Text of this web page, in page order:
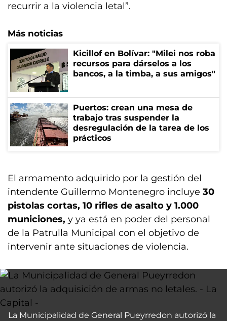
recurrir a la violencia letal”.
Más noticias
Kicillof en Bolívar: "Milei nos roba
recursos para dárselos a los
bancos, a la timba, a sus amigos"
Puertos: crean una mesa de
trabajo tras suspender la
desregulación de la tarea de los
prácticos
El armamento adquirido por la gestión del
intendente Guillermo Montenegro incluye 30
pistolas cortas, 10 rifles de asalto y 1.000
municiones, y ya está en poder del personal
de la Patrulla Municipal con el objetivo de
intervenir ante situaciones de violencia.
La Municipalidad de General Pueyrredon autorizó la